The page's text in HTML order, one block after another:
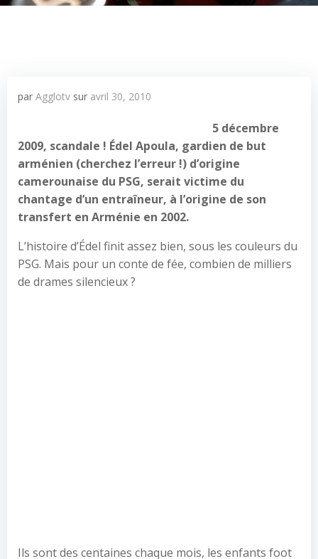
par Agglotv sur avril 30, 2010
5 décembre
2009, scandale ! Édel Apoula, gardien de but
arménien (cherchez l’erreur !) d’origine
camerounaise du PSG, serait victime du
chantage d’un entraîneur, à l’origine de son
transfert en Arménie en 2002.
L’histoire d’Édel finit assez bien, sous les couleurs du
PSG. Mais pour un conte de fée, combien de milliers
de drames silencieux ?
Ils sont des centaines chaque mois, les enfants foot